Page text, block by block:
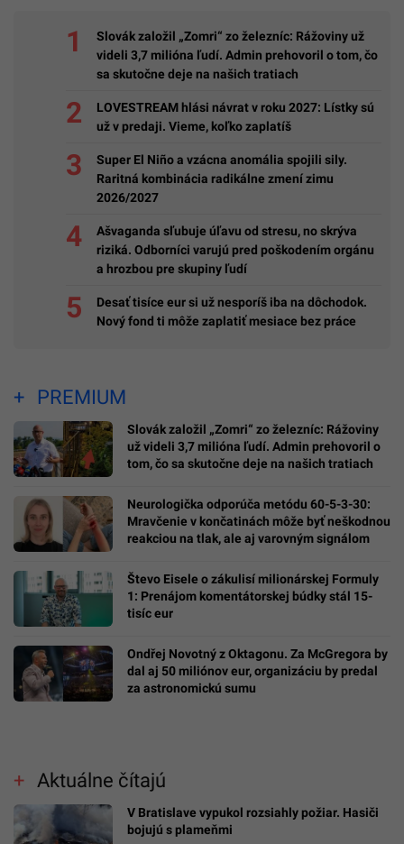
Slovák založil „Zomri“ zo železníc: Rážoviny už
videli 3,7 milióna ľudí. Admin prehovoril o tom, čo
sa skutočne deje na našich tratiach
LOVESTREAM hlási návrat v roku 2027: Lístky sú
už v predaji. Vieme, koľko zaplatíš
Super El Niño a vzácna anomália spojili sily.
Raritná kombinácia radikálne zmení zimu
2026/2027
Ašvaganda sľubuje úľavu od stresu, no skrýva
riziká. Odborníci varujú pred poškodením orgánu
a hrozbou pre skupiny ľudí
Desať tisíce eur si už nesporíš iba na dôchodok.
Nový fond ti môže zaplatiť mesiace bez práce
PREMIUM
Slovák založil „Zomri“ zo železníc: Rážoviny
už videli 3,7 milióna ľudí. Admin prehovoril o
tom, čo sa skutočne deje na našich tratiach
Neurologička odporúča metódu 60-5-3-30:
Mravčenie v končatinách môže byť neškodnou
reakciou na tlak, ale aj varovným signálom
Števo Eisele o zákulisí milionárskej Formuly
1: Prenájom komentátorskej búdky stál 15-
tisíc eur
Ondřej Novotný z Oktagonu. Za McGregora by
dal aj 50 miliónov eur, organizáciu by predal
za astronomickú sumu
Aktuálne čítajú
V Bratislave vypukol rozsiahly požiar. Hasiči
bojujú s plameňmi